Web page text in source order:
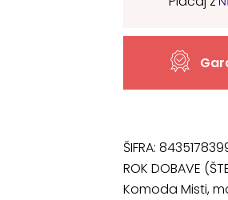
ŠIFRA:
ROK DOBAVE
Komoda Misti,